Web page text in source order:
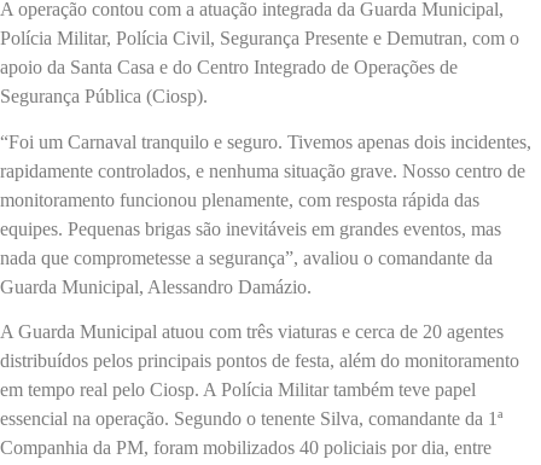
A operação contou com a atuação integrada da Guarda Municipal,
Polícia Militar, Polícia Civil, Segurança Presente e Demutran, com o
apoio da Santa Casa e do Centro Integrado de Operações de
Segurança Pública (Ciosp).
“Foi um Carnaval tranquilo e seguro. Tivemos apenas dois incidentes,
rapidamente controlados, e nenhuma situação grave. Nosso centro de
monitoramento funcionou plenamente, com resposta rápida das
equipes. Pequenas brigas são inevitáveis em grandes eventos, mas
nada que comprometesse a segurança”, avaliou o comandante da
Guarda Municipal, Alessandro Damázio.
A Guarda Municipal atuou com três viaturas e cerca de 20 agentes
distribuídos pelos principais pontos de festa, além do monitoramento
em tempo real pelo Ciosp. A Polícia Militar também teve papel
essencial na operação. Segundo o tenente Silva, comandante da 1ª
Companhia da PM, foram mobilizados 40 policiais por dia, entre